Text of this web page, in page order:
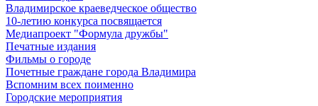
Владимирское краеведческое общество
10-летию конкурса посвящается
Медиапроект "Формула дружбы"
Печатные издания
Фильмы о городе
Почетные граждане города Владимира
Вспомним всех поименно
Городские мероприятия